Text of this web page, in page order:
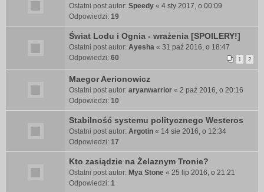
Ostatni post autor: Speedy « 4 sty 2017, o 00:09
Odpowiedzi: 19
Świat Lodu i Ognia - wrażenia [SPOILERY!]
Ostatni post autor: Ayesha « 31 paź 2016, o 18:47
Odpowiedzi: 60 1 2
Maegor Aerionowicz
Ostatni post autor: aryanwarrior « 2 paź 2016, o 20:16
Odpowiedzi: 10
Stabilność systemu politycznego Westeros
Ostatni post autor: Argotin « 14 sie 2016, o 12:34
Odpowiedzi: 17
Kto zasiądzie na Żelaznym Tronie?
Ostatni post autor: Mya Stone « 25 lip 2016, o 21:21
Odpowiedzi: 1